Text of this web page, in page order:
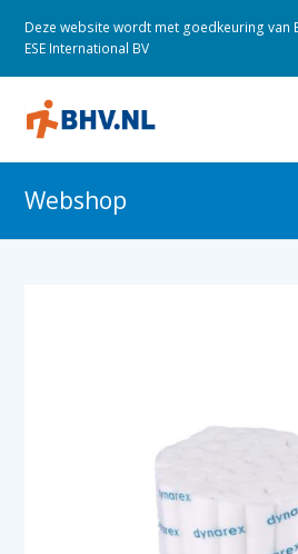
Deze website wordt met goedkeuring van
ESE International BV
Webshop